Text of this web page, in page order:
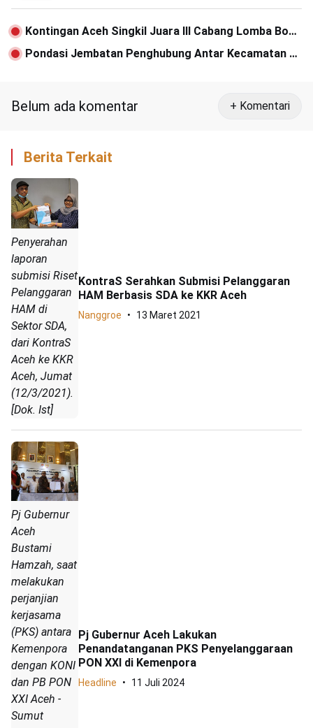
Kontingan Aceh Singkil Juara III Cabang Lomba Boh
Gaca di PKA VII
Pondasi Jembatan Penghubung Antar Kecamatan di
Belum ada komentar + Komentari
Berita Terkait
Penyerahan
laporan
submisi Riset
Pelanggaran
HAM di
Sektor SDA,
dari KontraS
Aceh ke KKR
Aceh, Jumat
(12/3/2021).
[Dok. Ist]
KontraS Serahkan Submisi Pelanggaran
HAM Berbasis SDA ke KKR Aceh
Nanggroe 13 Maret 2021
Pj Gubernur
Aceh
Bustami
Hamzah, saat
melakukan
perjanjian
kerjasama
(PKS) antara
Kemenpora
dengan KONI
dan PB PON
XXI Aceh -
Sumut
Pj Gubernur Aceh Lakukan
Penandatanganan PKS Penyelanggaraan
PON XXI di Kemenpora
Headline 11 Juli 2024